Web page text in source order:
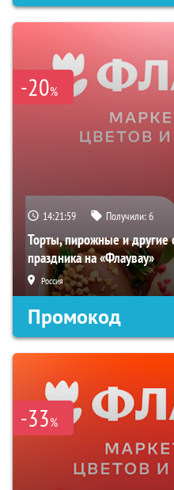
-20%
14:21:59 Получили:6
Торты, пирожные и другие
праздника на «Флаувау»
Россия
Промокод
-33%